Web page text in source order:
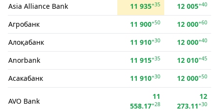
Asia Alliance Bank 11 935+35 12 005+40
Агробанк 11 900+50 12 000+60
Алоқабанк 11 910+30 12 000+40
Anorbank 11 915+35 12 010+45
Асакабанк 11 910+30 12 000+50
AVO Bank
11
558.17+28
12
273.11+30